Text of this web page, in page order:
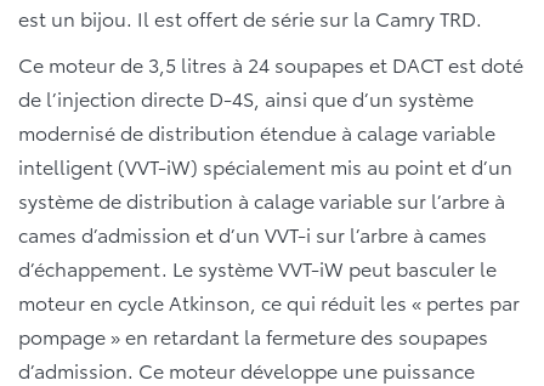
est un bijou. Il est offert de série sur la Camry TRD.
Ce moteur de 3,5 litres à 24 soupapes et DACT est doté
de l’injection directe D-4S, ainsi que d’un système
modernisé de distribution étendue à calage variable
intelligent (VVT-iW) spécialement mis au point et d’un
système de distribution à calage variable sur l’arbre à
cames d’admission et d’un VVT-i sur l’arbre à cames
d’échappement. Le système VVT-iW peut basculer le
moteur en cycle Atkinson, ce qui réduit les « pertes par
pompage » en retardant la fermeture des soupapes
d’admission. Ce moteur développe une puissance